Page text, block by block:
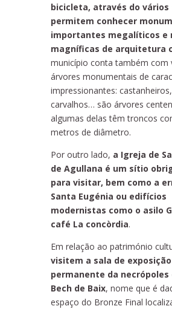
bicicleta, através do vários
permitem conhecer
importantes megalíticos e
magníficas de arquitetura
município conta também com
árvores monumentais de
impressionantes:
carvalhos… são árvores
algumas delas têm troncos
metros de diâmetro.
Por outro lado, a Igreja de
de Agullana é um sítio
para visitar, bem como a
Santa Eugénia ou edifícios
modernistas como o asilo
café La concòrdia.
Em relação ao património
visitem a sala de exposição
permanente da necrópoles
Bech de Baix, nome que é
espaço do Bronze Final